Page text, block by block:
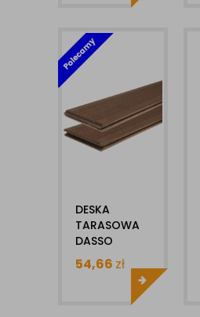
DESKA
TARASOWA
DASSO
MOCCA
CTECH P+W
20X137MM X
1MB CERAMIX
54,66 zł